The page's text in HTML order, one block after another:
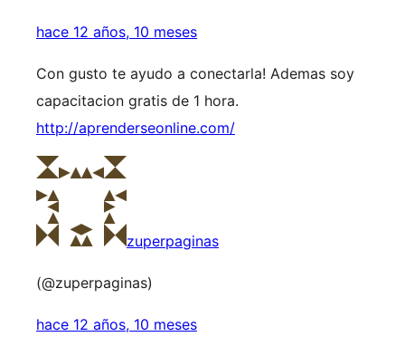
hace 12 años, 10 meses
Con gusto te ayudo a conectarla! Ademas soy
capacitacion gratis de 1 hora.
http://aprenderseonline.com/
zuperpaginas
(@zuperpaginas)
hace 12 años, 10 meses